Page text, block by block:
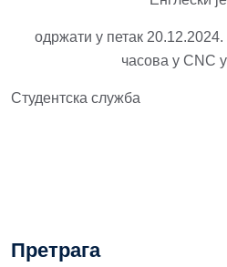
одржати у петак
часова у CNC
Студентска служба
Претрага